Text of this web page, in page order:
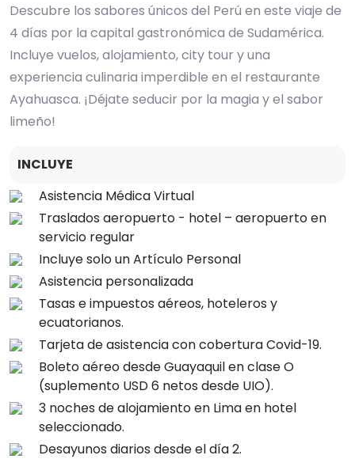
Descubre los sabores únicos del Perú en este viaje de
4 días por la capital gastronómica de Sudamérica.
Incluye vuelos, alojamiento, city tour y una
experiencia culinaria imperdible en el restaurante
Ayahuasca. ¡Déjate seducir por la magia y el sabor
limeño!
INCLUYE
Asistencia Médica Virtual
Traslados aeropuerto - hotel – aeropuerto en
servicio regular
Incluye solo un Artículo Personal
Asistencia personalizada
Tasas e impuestos aéreos, hoteleros y
ecuatorianos.
Tarjeta de asistencia con cobertura Covid-19.
Boleto aéreo desde Guayaquil en clase O
(suplemento USD 6 netos desde UIO).
3 noches de alojamiento en Lima en hotel
seleccionado.
Desayunos diarios desde el día 2.